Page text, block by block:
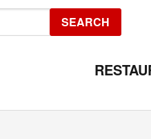
SEARCH